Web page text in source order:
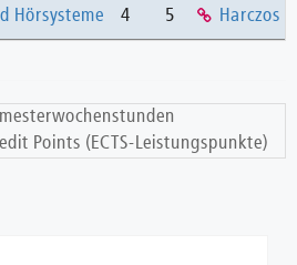
Hörsysteme 4 5 Harczos
Points (ECTS-Leistungspunkte)